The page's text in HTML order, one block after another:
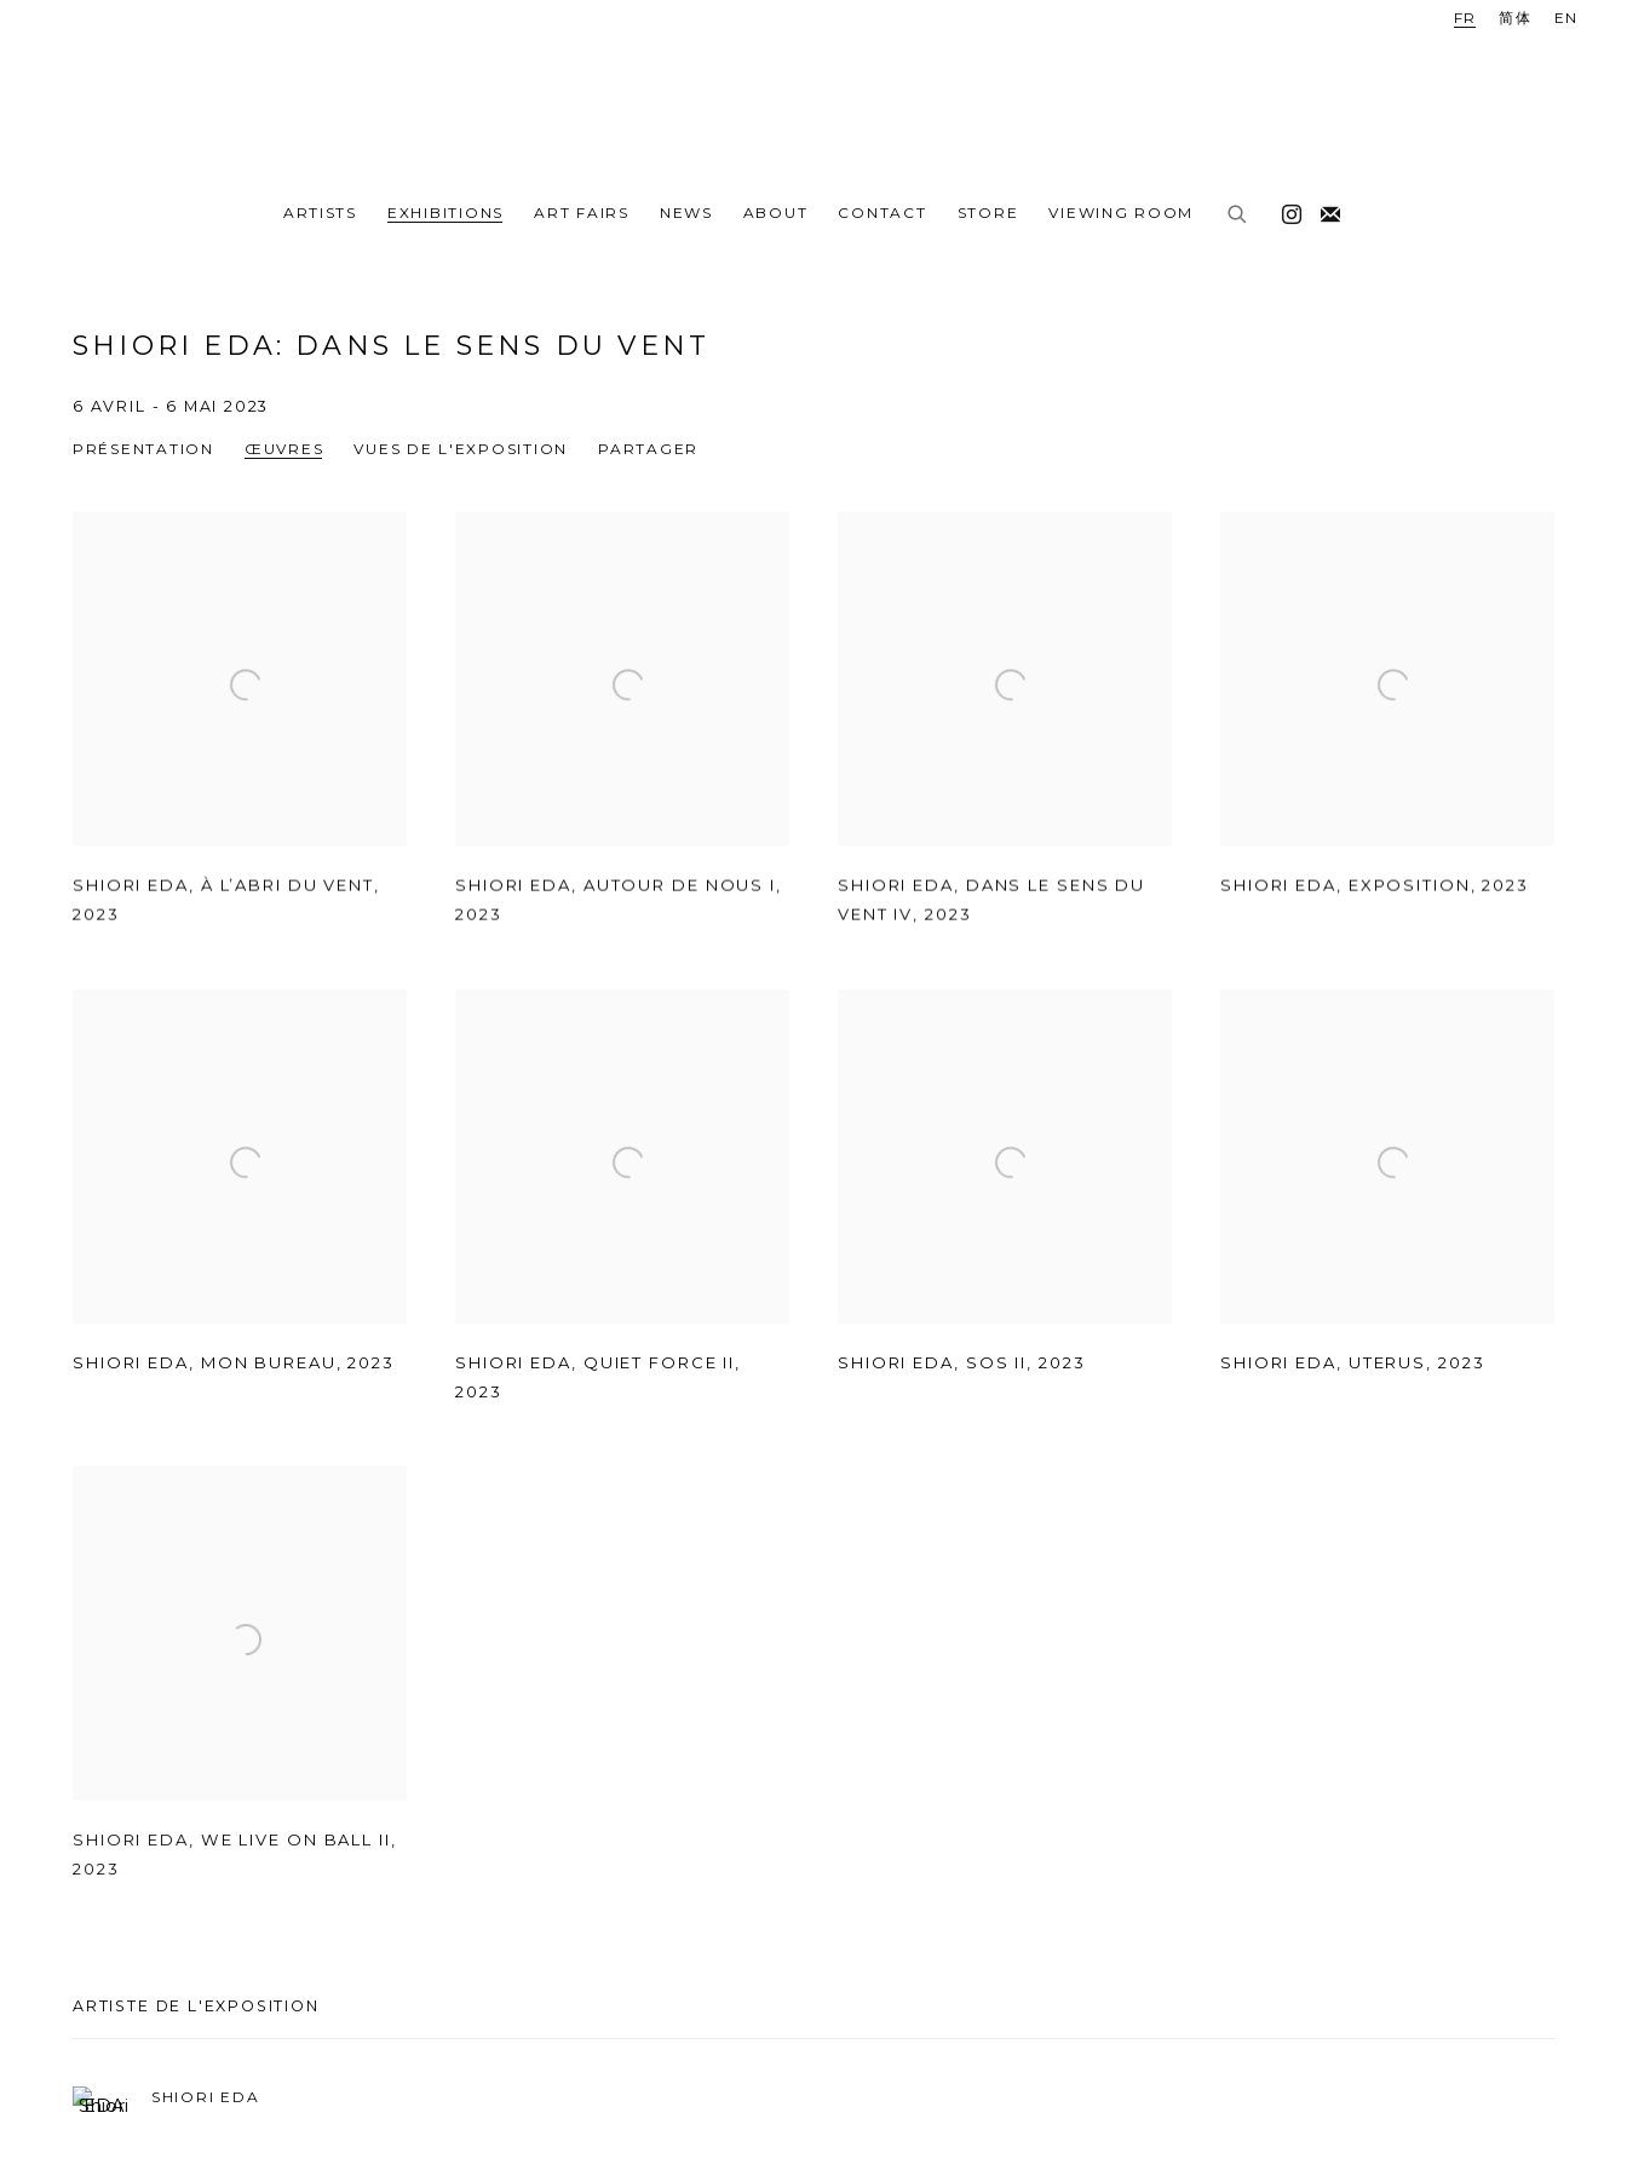
ARTISTS EXHIBITIONS ART FAIRS NEWS ABOUT CONTACT STORE VIEWING ROOM
FR 简体 EN
SHIORI EDA: DANS LE SENS DU VENT
6 AVRIL - 6 MAI 2023
PRÉSENTATION ŒUVRES VUES DE L'EXPOSITION PARTAGER
SHIORI EDA, À L’ABRI DU VENT,
2023
SHIORI EDA, AUTOUR DE NOUS I ,
2023
SHIORI EDA, DANS LE SENS DU
VENT IV,2023
SHIORI EDA, EXPOSITION ,2023
SHIORI EDA MON BUREAU ,2023 SHIORI EDA QUIET FORCE II
2023
SHIORI EDA SOS II 2023 SHIORI EDA UTERUS 2023
SHIORI EDA WE LIVE ON BALL II
2023
ARTISTE DE L'EXPOSITION
SHIORI EDA